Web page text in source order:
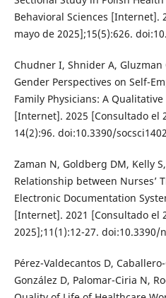
Behavioral Sciences [Internet].
mayo de 2025];15(5):626.
Chudner I, Shnider A, Gluzman
Gender Perspectives on Self-
Family Physicians: A
[Internet]. 2025 [Consultado el
14(2):96. doi:10.3390/
Zaman N, Goldberg DM, Kelly
Relationship between Nurses’
Electronic Documentation
[Internet]. 2021 [Consultado el
2025];11(1):12-27. doi:10.3390/
Pérez-Valdecantos D,
González D, Palomar-Ciria N,